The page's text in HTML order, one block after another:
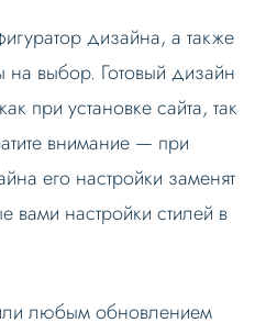
страницы
дизайна, а также
на выбор. Готовый дизайн
при установке сайта, так
внимание — при
его настройки заменят
настройки стилей в
любым обновлением